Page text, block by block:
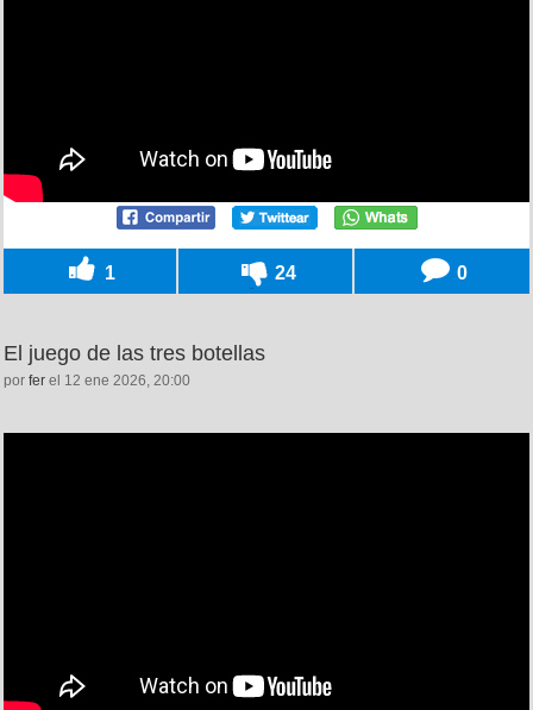
1 24 0
El juego de las tres botellas
por fer el 12 ene 2026, 20:00